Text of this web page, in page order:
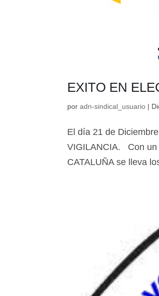
EXITO EN
poradn-sindical_usuario |
El día 21 de
VIGILANCIA. Con un
CATALUÑA se lleva